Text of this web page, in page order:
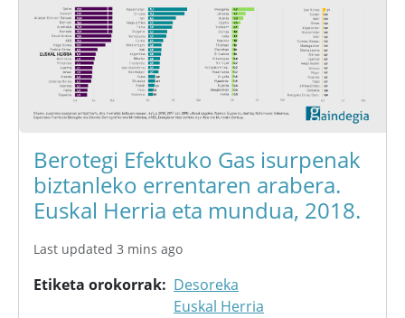
Berotegi Efektuko Gas isurpenak
biztanleko errentaren arabera.
Euskal Herria eta mundua, 2018.
Last updated 3 mins ago
Etiketa orokorrak
Desoreka
Euskal Herria